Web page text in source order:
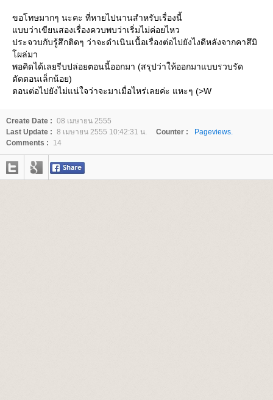
ขอโทษมากๆ นะคะ ที่หายไปนานสำหรับเรื่องนี้
บบว่าเขียนสองเรื่องควบพบว่าเริ่มไม่ค่อยไหว
ประจวบกับรู้สึกติดๆ ว่าจะดำเนินเนื้อเรื่องต่อไปยังไงดีหลังจากคาสึมิ
ผล่มา
พอคิดได้เลยรีบปล่อยตอนนี้ออกมา (สรุปว่าให้ออกมาแบบรวบรัด
ตัดตอนเล็กน้อย)
ตอนต่อไปยังไม่แน่ใจว่าจะมาเมื่อไหร่เลยค่ะ แหะๆ (>W
Create Date : 08 เมษายน 2555
Last Update : 8 เมษายน 2555 10:42:31 น. Counter :
Pageviews.
Comments :
14